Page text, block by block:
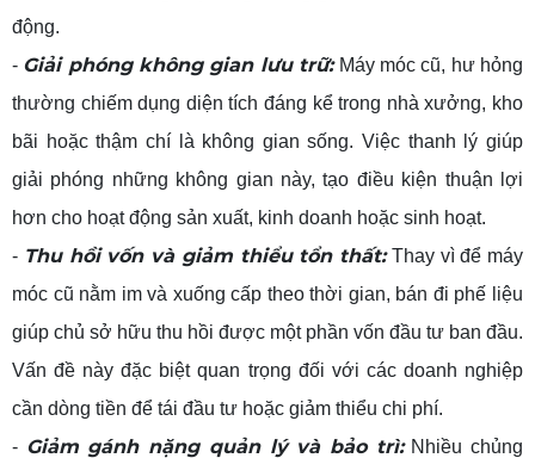
động.
- Giải phóng không gian lưu trữ:Máy móc cũ, hư hỏng
thường chiếm dụng diện tích đáng kể trong nhà xưởng, kho
bãi hoặc thậm chí là không gian sống. Việc thanh lý giúp
giải phóng những không gian này, tạo điều kiện thuận lợi
hơn cho hoạt động sản xuất, kinh doanh hoặc sinh hoạt.
- Thu hồi vốn và giảm thiểu tổn thất:Thay vì để máy
móc cũ nằm im và xuống cấp theo thời gian, bán đi phế liệu
giúp chủ sở hữu thu hồi được một phần vốn đầu tư ban đầu.
Vấn đề này đặc biệt quan trọng đối với các doanh nghiệp
cần dòng tiền để tái đầu tư hoặc giảm thiểu chi phí.
- Giảm gánh nặng quản lý và bảo trì:Nhiều chủng